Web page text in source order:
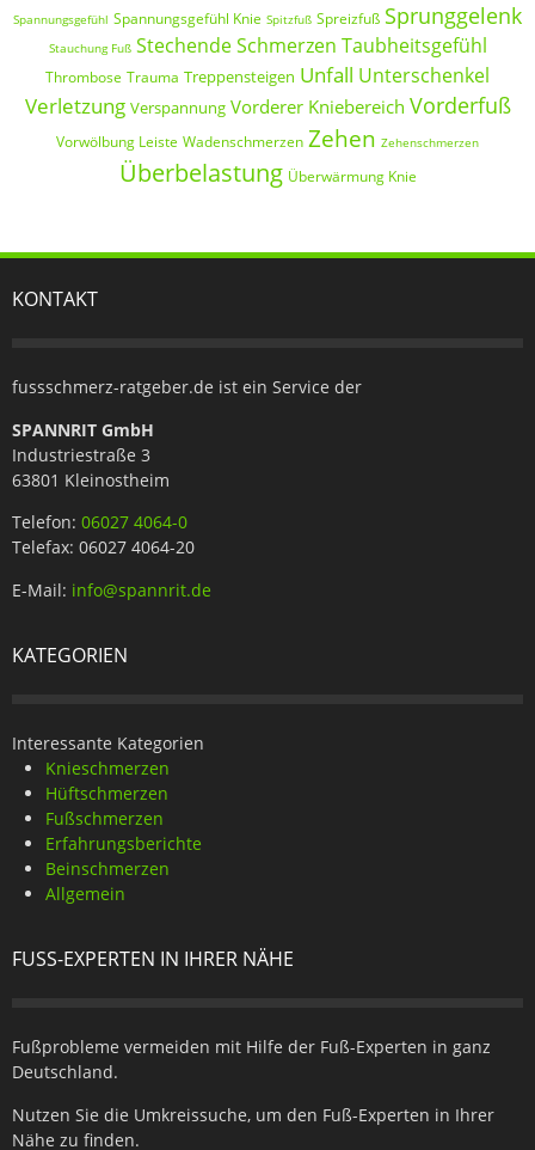
Spannungsgefühl Spannungsgefühl Knie Spitzfuß Spreizfuß Sprunggelenk
Stauchung Fuß Stechende Schmerzen Taubheitsgefühl
Thrombose Trauma Treppensteigen Unfall Unterschenkel
Verletzung Verspannung Vorderer Kniebereich Vorderfuß
Vorwölbung Leiste Wadenschmerzen Zehen Zehenschmerzen
Überbelastung Überwärmung Knie
KONTAKT
fussschmerz-ratgeber.de ist ein Service der
SPANNRIT GmbH
Industriestraße 3
63801 Kleinostheim
Telefon: 06027 4064-0
Telefax: 06027 4064-20
E-Mail: info@spannrit.de
KATEGORIEN
Interessante Kategorien
Knieschmerzen
Hüftschmerzen
Fußschmerzen
Erfahrungsberichte
Beinschmerzen
Allgemein
FUSS-EXPERTEN IN IHRER NÄHE
Fußprobleme vermeiden mit Hilfe der Fuß-Experten in ganz
Deutschland.
Nutzen Sie die Umkreissuche, um den Fuß-Experten in Ihrer
Nähe zu finden.